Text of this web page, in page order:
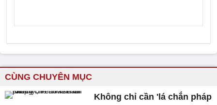
CÙNG CHUYÊN MỤC
Không chỉ cần 'lá chắn pháp